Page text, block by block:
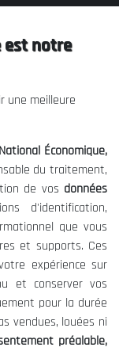
nous
à ce
est notre
une meilleure
Économique,
du traitement,
de vos données
d'identification,
que vous
et supports. Ces
expérience sur
et conserver vos
pour la durée
vendues, louées ni
préalable,